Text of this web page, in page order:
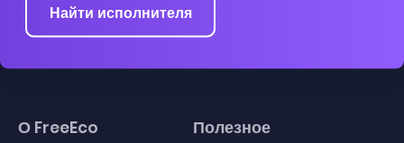
Найти исполнителя
О FreeEco Полезное